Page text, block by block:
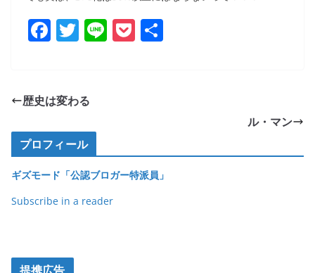
F
e
o
o
k
T
er
Li P
歴史は変わる
ル・マン
プロフィール
ギズモード「公認ブロガー特派員」
Subscribe in a reader